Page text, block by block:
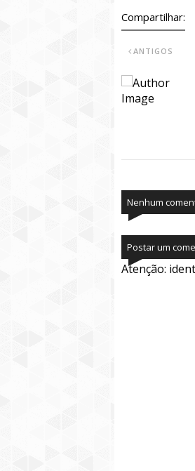
Compartilhar:
ANTIGOS
Nenhum
Postar um
Atenção: